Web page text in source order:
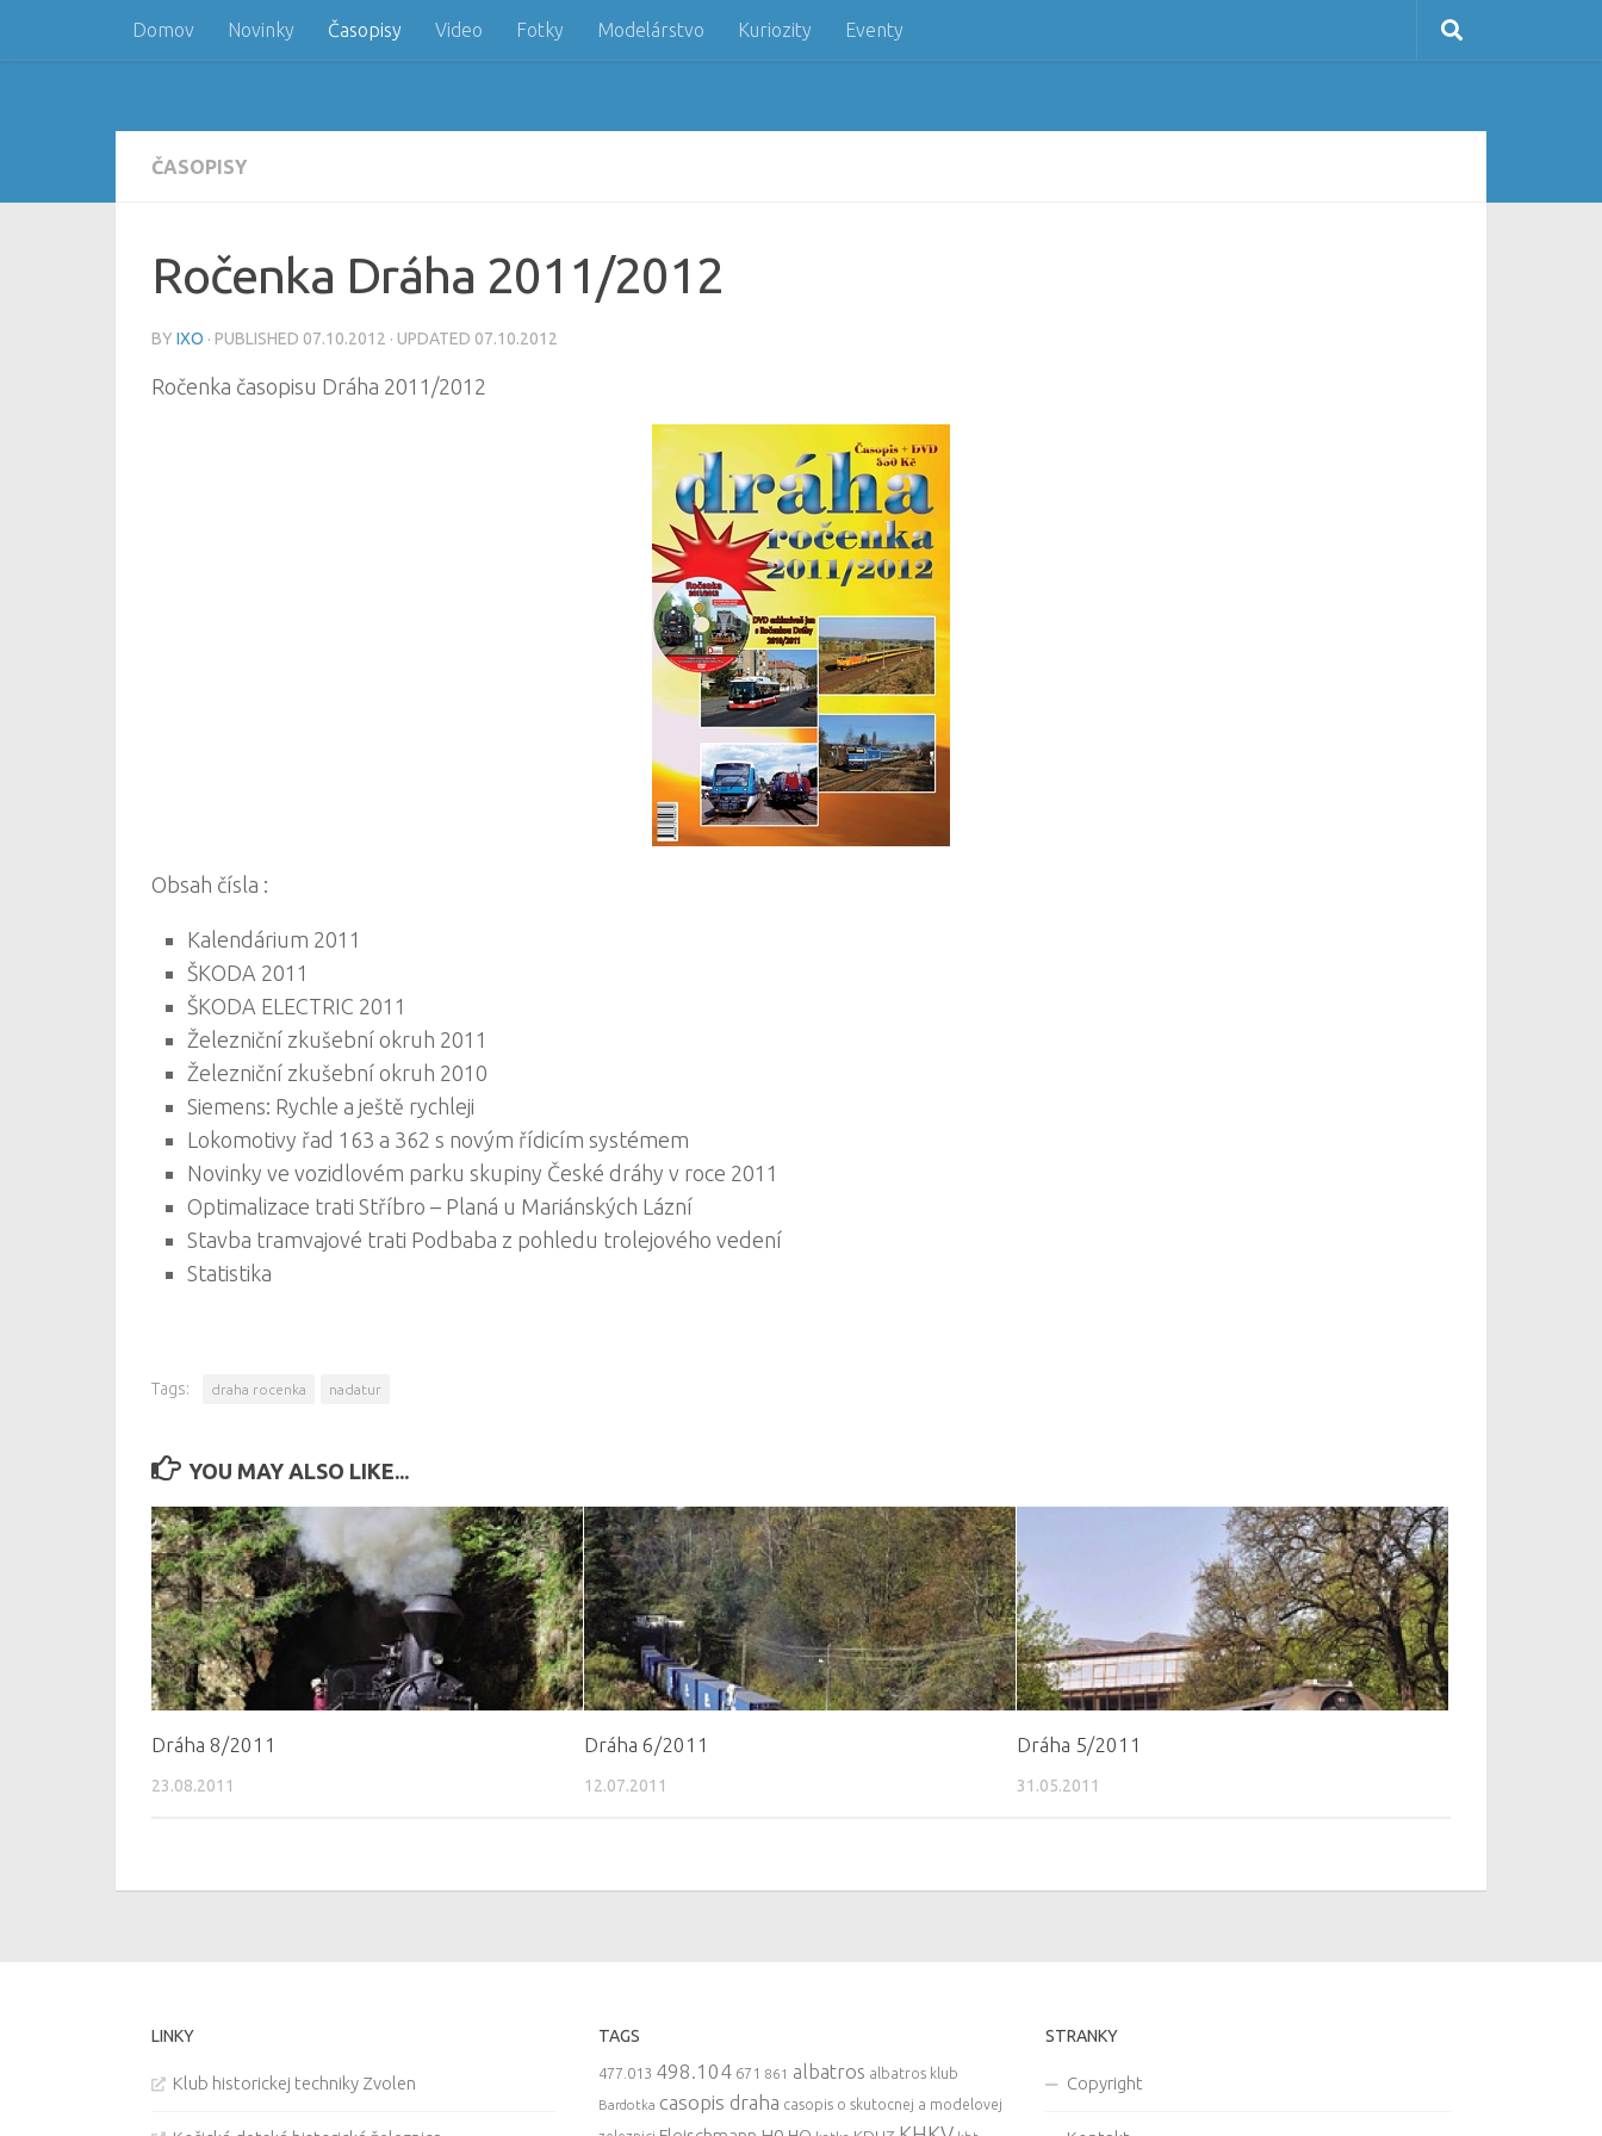
Skip to content
Domov Novinky Časopisy Video Fotky Modelárstvo Kuriozity Eventy
ČASOPISY
Ročenka Dráha 2011/2012
BY IXO · PUBLISHED 07.10.2012 · UPDATED 07.10.2012
Ročenka časopisu Dráha 2011/2012
Obsah čísla :
Kalendárium 2011
ŠKODA 2011
ŠKODA ELECTRIC 2011
Železniční zkušební okruh 2011
Železniční zkušební okruh 2010
Siemens: Rychle a ještě rychleji
Lokomotivy řad 163 a 362 s novým řídicím systémem
Novinky ve vozidlovém parku skupiny České dráhy v roce 2011
Optimalizace trati Stříbro – Planá u Mariánských Lázní
Stavba tramvajové trati Podbaba z pohledu trolejového vedení
Statistika
Tags: draha rocenka nadatur
YOU MAY ALSO LIKE...
Dráha 8/2011
23.08.2011
Dráha 6/2011
12.07.2011
Dráha 5/2011
31.05.2011
LINKY
Klub historickej techniky Zvolen
TAGS
477.013 498.104 671 861 albatros albatros klub
Bardotka casopis draha casopis o skutocnej a modelovej
STRANKY
Copyright